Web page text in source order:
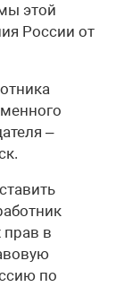
этой
России от
–
прав в
по